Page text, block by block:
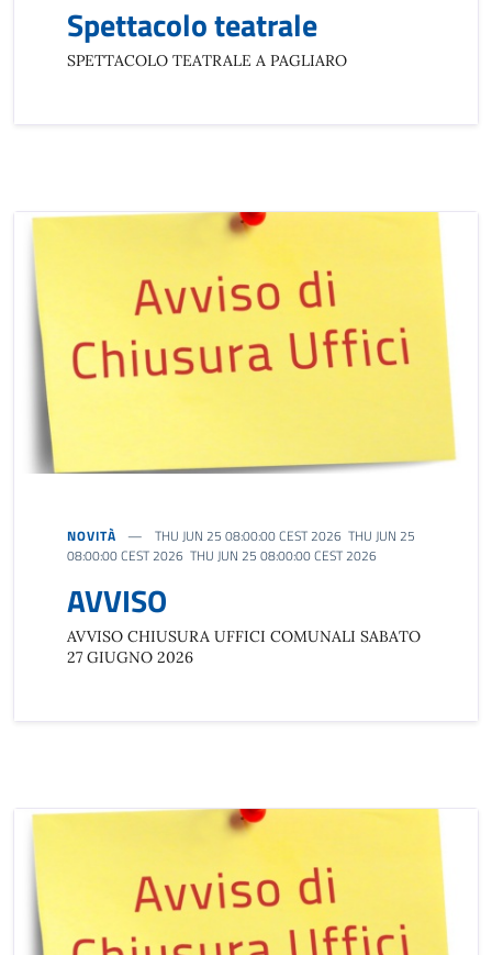
Spettacolo teatrale
SPETTACOLO TEATRALE A PAGLIARO
NOVITÀ
THU JUN 25 08:00:00 CEST 2026 THU JUN 25
08:00:00 CEST 2026 THU JUN 25 08:00:00 CEST 2026
AVVISO
AVVISO CHIUSURA UFFICI COMUNALI SABATO
27 GIUGNO 2026